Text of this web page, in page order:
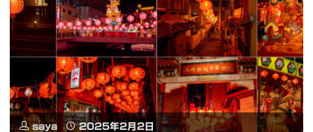
saya
2025年2月2日